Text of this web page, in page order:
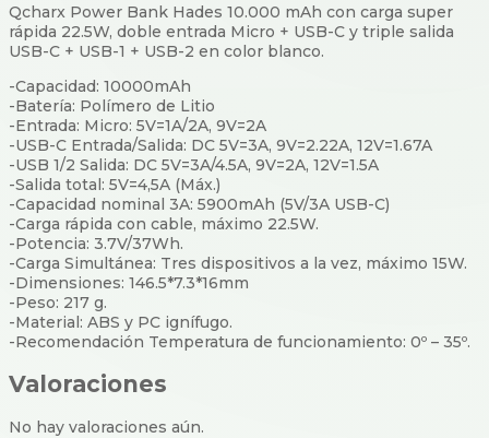
Qcharx Power Bank Hades 10.000 mAh con carga super
rápida 22.5W, doble entrada Micro + USB-C y triple salida
USB-C + USB-1 + USB-2 en color blanco.
-Capacidad: 10000mAh
-Batería: Polímero de Litio
-Entrada: Micro: 5V=1A/2A, 9V=2A
-USB-C Entrada/Salida: DC 5V=3A, 9V=2.22A, 12V=1.67A
-USB 1/2 Salida: DC 5V=3A/4.5A, 9V=2A, 12V=1.5A
-Salida total: 5V=4,5A (Máx.)
-Capacidad nominal 3A: 5900mAh (5V/3A USB-C)
-Carga rápida con cable, máximo 22.5W.
-Potencia: 3.7V/37Wh.
-Carga Simultánea: Tres dispositivos a la vez, máximo 15W.
-Dimensiones: 146.5*7.3*16mm
-Peso: 217 g.
-Material: ABS y PC ignífugo.
-Recomendación Temperatura de funcionamiento: 0º – 35º.
Valoraciones
No hay valoraciones aún.